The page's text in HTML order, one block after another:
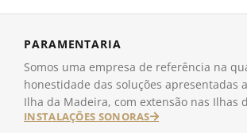
PARAMENTARIA
Somos uma empresa de referência na
honestidade das soluções apresentadas
Ilha da Madeira, com extensão nas Ilhas
INSTALAÇÕES SONORAS